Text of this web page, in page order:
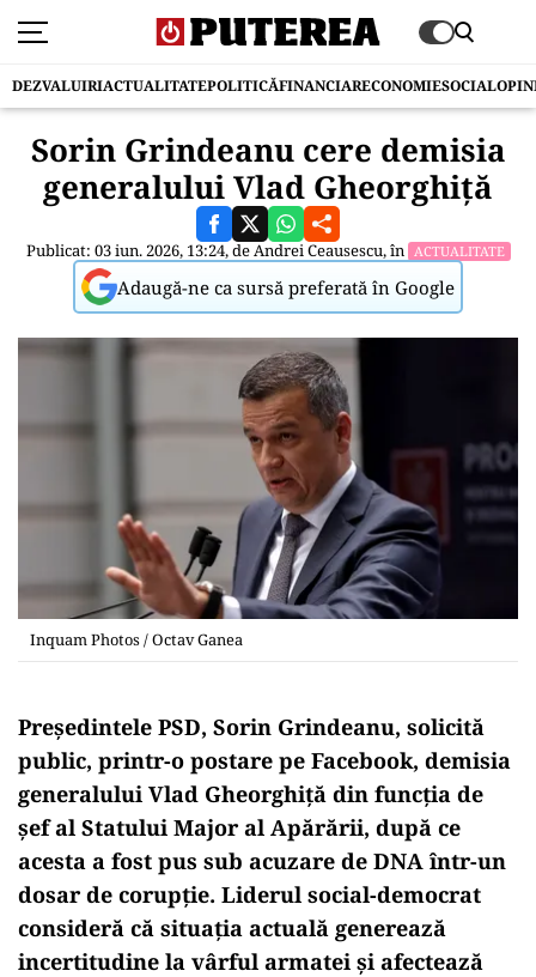
DEZVALUIRIACTUALITATEPOLITICĂFINANCIARECONOMIESOCIAL
Sorin Grindeanu cere demisia
generalului Vlad Gheorghiță
Publicat: 03 iun. 2026, 13:24, deAndrei Ceausescu, în ACTUALITATE
Adaugă-ne ca sursă preferată în Google
Inquam Photos / Octav Ganea
Președintele PSD, Sorin Grindeanu, solicită
public, printr-o postare pe Facebook, demisia
generalului Vlad Gheorghiță din funcția de
șef al Statului Major al Apărării, după ce
acesta a fost pus sub acuzare de DNA într-un
dosar de corupție. Liderul social-democrat
consideră că situația actuală generează
incertitudine la vârful armatei și afectează